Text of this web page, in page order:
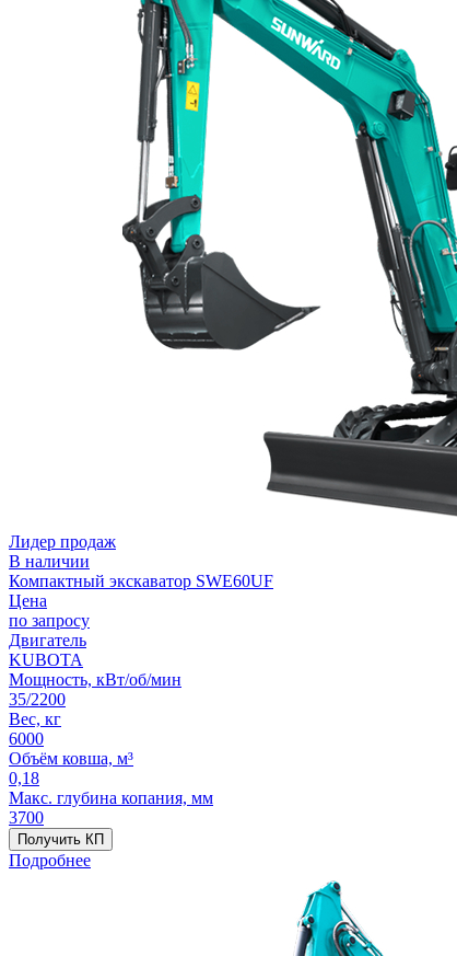
Лидер продаж
В наличии
Компактный экскаватор SWE60UF
Цена
по запросу
Двигатель
KUBOTA
Мощность, кВт/об/мин
35/2200
Вес, кг
6000
Объём ковша, м³
0,18
Макс. глубина копания, мм
3700
Получить КП
Подробнее